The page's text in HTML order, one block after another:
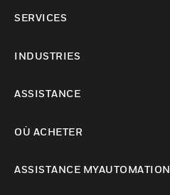
SERVICES
INDUSTRIES
ASSISTANCE
OÙ ACHETER
ASSISTANCE MYAUTOMATION